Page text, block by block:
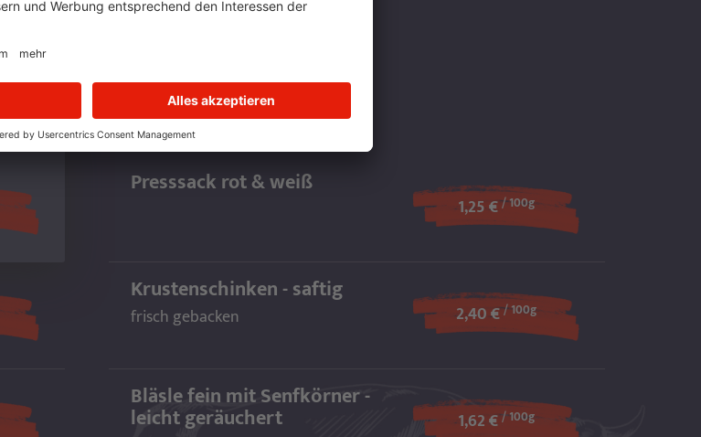
03.08. BIS 09.08.2026
Presssack rot & weiß
1,25 €/ 100g
Krustenschinken - saftig
frisch gebacken 2,40 €/ 100g
Bläsle fein mit Senfkörner -
leicht geräuchert 1,62 €/ 100g